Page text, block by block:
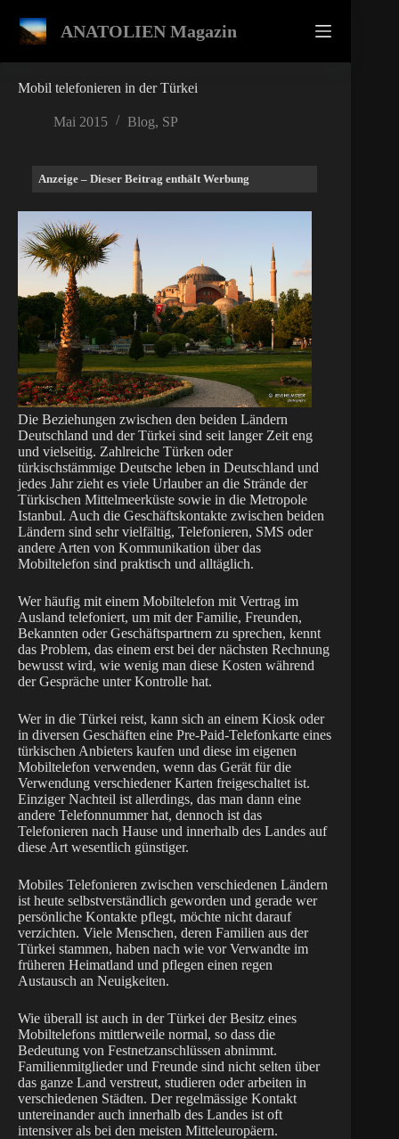
Inhalt
springen
ANATOLIEN Magazin
Mobil telefonieren in der Türkei
Mai 2015 Blog, SP
Anzeige – Dieser Beitrag enthält Werbung
Die Beziehungen zwischen den beiden Ländern
Deutschland und der Türkei sind seit langer Zeit eng
und vielseitig. Zahlreiche Türken oder
türkischstämmige Deutsche leben in Deutschland und
jedes Jahr zieht es viele Urlauber an die Strände der
Türkischen Mittelmeerküste sowie in die Metropole
Istanbul. Auch die Geschäftskontakte zwischen beiden
Ländern sind sehr vielfältig, Telefonieren, SMS oder
andere Arten von Kommunikation über das
Mobiltelefon sind praktisch und alltäglich.
Wer häufig mit einem Mobiltelefon mit Vertrag im
Ausland telefoniert, um mit der Familie, Freunden,
Bekannten oder Geschäftspartnern zu sprechen, kennt
das Problem, das einem erst bei der nächsten Rechnung
bewusst wird, wie wenig man diese Kosten während
der Gespräche unter Kontrolle hat.
Wer in die Türkei reist, kann sich an einem Kiosk oder
in diversen Geschäften eine Pre-Paid-Telefonkarte eines
türkischen Anbieters kaufen und diese im eigenen
Mobiltelefon verwenden, wenn das Gerät für die
Verwendung verschiedener Karten freigeschaltet ist.
Einziger Nachteil ist allerdings, das man dann eine
andere Telefonnummer hat, dennoch ist das
Telefonieren nach Hause und innerhalb des Landes auf
diese Art wesentlich günstiger.
Mobiles Telefonieren zwischen verschiedenen Ländern
ist heute selbstverständlich geworden und gerade wer
persönliche Kontakte pflegt, möchte nicht darauf
verzichten. Viele Menschen, deren Familien aus der
Türkei stammen, haben nach wie vor Verwandte im
früheren Heimatland und pflegen einen regen
Austausch an Neuigkeiten.
Wie überall ist auch in der Türkei der Besitz eines
Mobiltelefons mittlerweile normal, so dass die
Bedeutung von Festnetzanschlüssen abnimmt.
Familienmitglieder und Freunde sind nicht selten über
das ganze Land verstreut, studieren oder arbeiten in
verschiedenen Städten. Der regelmässige Kontakt
untereinander auch innerhalb des Landes ist oft
intensiver als bei den meisten Mitteleuropäern.